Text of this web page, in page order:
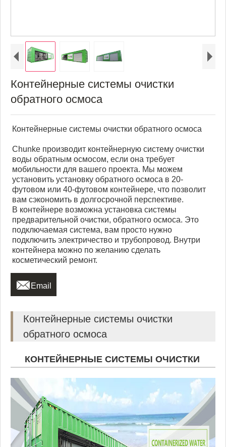
Контейнерные системы очистки
обратного осмоса
Контейнерные системы очистки обратного осмоса
Chunke производит контейнерную систему очистки
воды обратным осмосом, если она требует
мобильности для вашего проекта. Мы можем
установить установку обратного осмоса в 20-
футовом или 40-футовом контейнере, что позволит
вам сэкономить в долгосрочной перспективе.
В контейнере возможна установка системы
предварительной очистки, обратного осмоса. Это
подключаемая система, вам просто нужно
подключить электричество и трубопровод. Внутри
контейнера можно по желанию сделать
косметический ремонт.
 Email
Контейнерные системы очистки
обратного осмоса
КОНТЕЙНЕРНЫЕ СИСТЕМЫ ОЧИСТКИ